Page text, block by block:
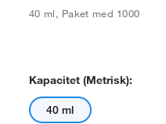
40 ml, Paket med 1000
Kapacitet (metrisk):
40 ml